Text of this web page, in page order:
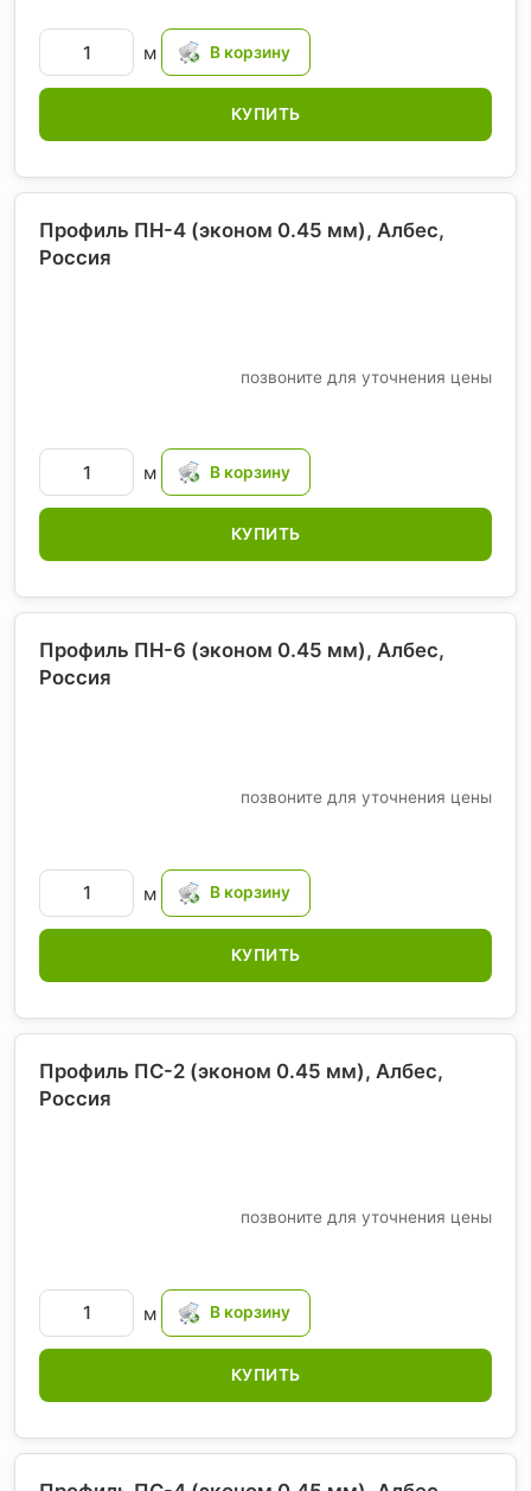
м
КУПИТЬ
Профиль ПН-4 (эконом 0.45 мм), Албес,
Россия
позвоните для уточнения цены
м
КУПИТЬ
Профиль ПН-6 (эконом 0.45 мм), Албес,
Россия
позвоните для уточнения цены
м
КУПИТЬ
Профиль ПС-2 (эконом 0.45 мм), Албес,
Россия
позвоните для уточнения цены
м
КУПИТЬ